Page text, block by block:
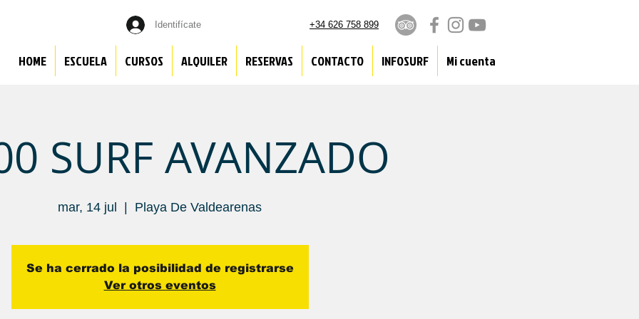
Identifícate +34 626 758 899
HOME ESCUELA CURSOS ALQUILER RESERVAS CONTACTO INFOSURF Mi cuenta
SURF AVANZADO
mar, 14 jul Playa De Valdearenas
Se ha cerrado la posibilidad de registrarse
Ver otros eventos